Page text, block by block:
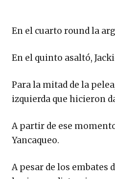
En el cuarto round la
En el quinto asaltó,
Para la mitad de la
izquierda que hicieron
A partir de ese
Yancaqueo.
A pesar de los embates